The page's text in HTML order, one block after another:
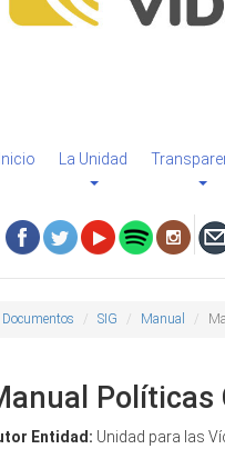
Inicio La Unidad
Documentos SIG Manual
Políticas
Entidad: Unidad para las